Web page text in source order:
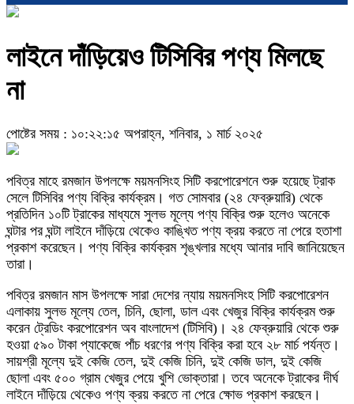
লাইনে দাঁড়িয়েও টিসিবির পণ্য মিলছে
না
পোষ্টের সময় : ১০:২২:১৫ অপরাহ্ন, শনিবার, ১ মার্চ ২০২৫
পবিত্র মাহে রমজান উপলক্ষে ময়মনসিংহ সিটি করপোরেশনে শুরু হয়েছে ট্রাক
সেলে টিসিবির পণ্য বিক্রি কার্যক্রম। গত সোমবার (২৪ ফেব্রুয়ারি) থেকে
প্রতিদিন ১০টি ট্রাকের মাধ্যমে সুলভ মূল্যে পণ্য বিক্রি শুরু হলেও অনেকে
ঘন্টার পর ঘন্টা লাইনে দাঁড়িয়ে থেকেও কাঙ্খিত পণ্য ক্রয় করতে না পেরে হতাশা
প্রকাশ করেছেন। পণ্য বিক্রি কার্যক্রম শৃঙ্খলার মধ্যে আনার দাবি জানিয়েছেন
তারা।
পবিত্র রমজান মাস উপলক্ষে সারা দেশের ন্যায় ময়মনসিংহ সিটি করপোরেশন
এলাকায় সুলভ মূল্যে তেল, চিনি, ছোলা, ডাল এবং খেজুর বিক্রি কার্যক্রম শুরু
করেন ট্রেডিং করপোরেশন অব বাংলাদেশ (টিসিবি)। ২৪ ফেব্রুয়ারি থেকে শুরু
হওয়া ৫৯০ টাকা প্যাকেজে পাঁচ ধরণের পণ্য বিক্রি করা হবে ২৮ মার্চ পর্যন্ত।
সায়শ্রী মূল্যে দুই কেজি তেল, দুই কেজি চিনি, দুই কেজি ডাল, দুই কেজি
ছোলা এবং ৫০০ গ্রাম খেজুর পেয়ে খুশি ভোক্তারা। তবে অনেকে ট্রাকের দীর্ঘ
লাইনে দাঁড়িয়ে থেকেও পণ্য ক্রয় করতে না পেরে ক্ষোভ প্রকাশ করছেন।